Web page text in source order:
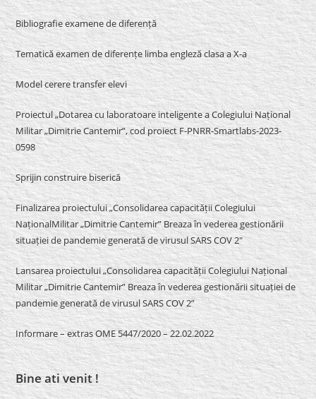
Bibliografie examene de diferență
Tematică examen de diferențe limba engleză clasa a X-a
Model cerere transfer elevi
Proiectul „Dotarea cu laboratoare inteligente a Colegiului Național
Militar „Dimitrie Cantemir”, cod proiect F-PNRR-Smartlabs-2023-
0598
Sprijin construire biserică
Finalizarea proiectului „Consolidarea capacității Colegiului
NaționalMilitar „Dimitrie Cantemir” Breaza în vederea gestionării
situației de pandemie generată de virusul SARS COV 2″
Lansarea proiectului „Consolidarea capacității Colegiului Național
Militar „Dimitrie Cantemir” Breaza în vederea gestionării situației de
pandemie generată de virusul SARS COV 2”
Informare – extras OME 5447/2020 – 22.02.2022
Bine ati venit !